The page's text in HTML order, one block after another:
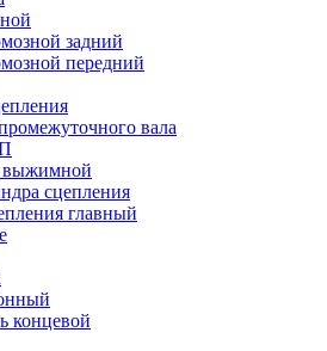
задний
передний
вала
сцепления
главный
концевой